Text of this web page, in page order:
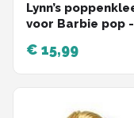
Lynn’s
voor Barbie pop
schoenen -
Cadeauzakje
€ 15,99